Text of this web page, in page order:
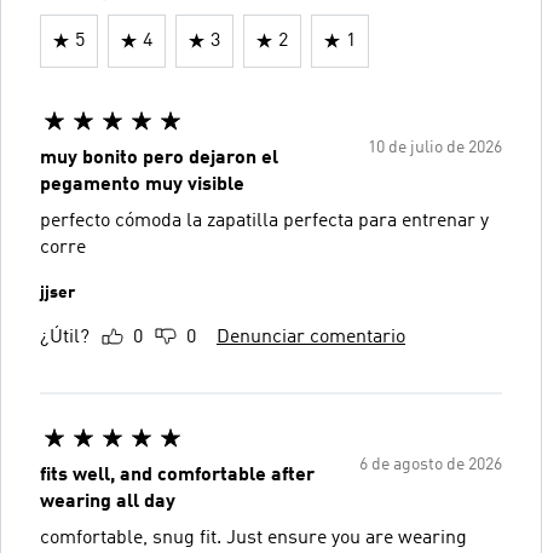
5 4 3 2 1
10 de julio de 2026
muy bonito pero dejaron el
pegamento muy visible
perfecto cómoda la zapatilla perfecta para entrenar y
corre
jjser
¿Útil? 0 0 Denunciar comentario
6 de agosto de 2026
fits well, and comfortable after
wearing all day
comfortable, snug fit. Just ensure you are wearing